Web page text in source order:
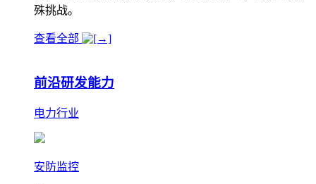
殊挑战。
查看全部
前沿研发能力
电力行业
安防监控